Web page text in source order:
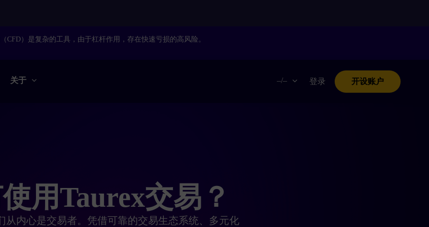
CFD）是复杂的工具，由于杠杆作用，存在快速亏损的高风险。
关于 –/– 登录 开设账户
用Taurex交易？
从内心是交易者。凭借可靠的交易生态系统、多元化